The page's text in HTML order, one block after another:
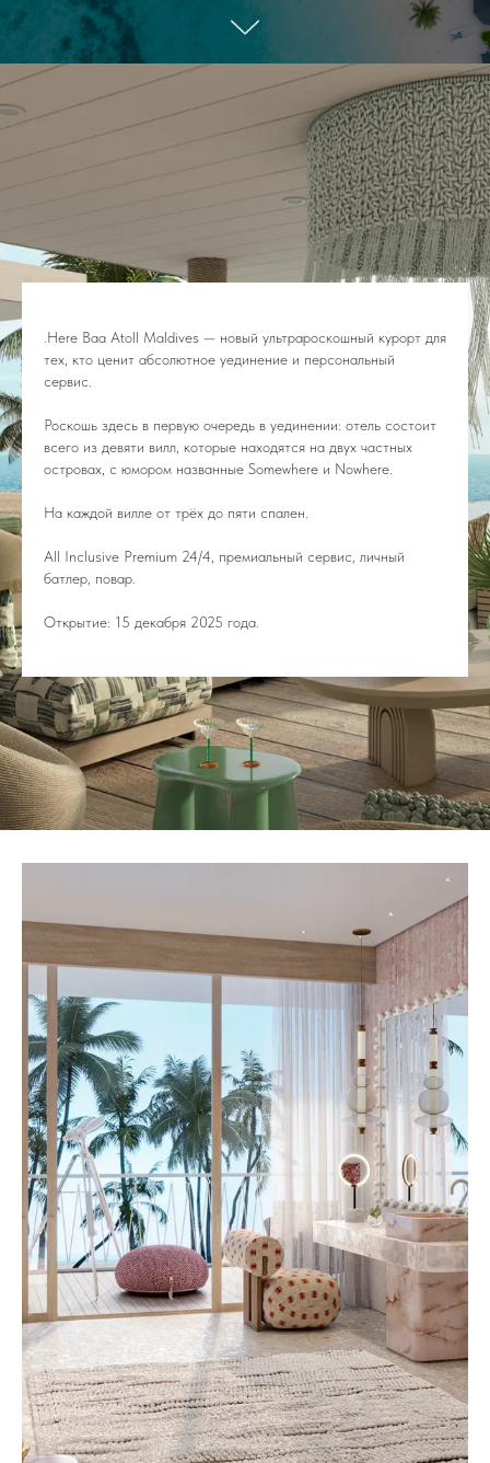
.Here Baa Atoll Maldives — новый ультрароскошный курорт для
тех, кто ценит абсолютное уединение и персональный
сервис.
Роскошь здесь в первую очередь в уединении: отель состоит
всего из девяти вилл, которые находятся на двух частных
островах, с юмором названные Somewhere и Nowhere.
На каждой вилле от трёх до пяти спален.
All Inclusive Premium 24/4, премиальный сервис, личный
батлер, повар.
Открытие: 15 декабря 2025 года.